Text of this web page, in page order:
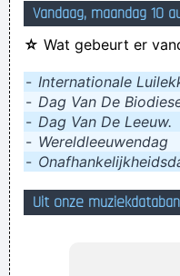
ging er wel
It’s an act of
als er zowat vanalles
Vandaag, maandag 10
☆ Wat gebeurt er
- Internationale
- Dag Van De
- Dag Van De Leeuw.
- Wereldleeuwendag
-
Uit onze